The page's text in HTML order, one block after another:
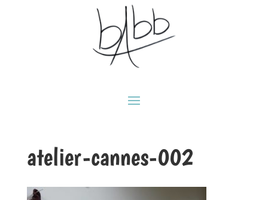
atelier-cannes-002